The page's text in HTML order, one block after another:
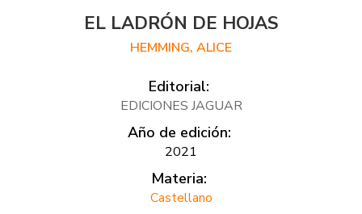
EL LADRÓN DE HOJAS
HEMMING, ALICE
Editorial:
EDICIONES JAGUAR
Año de edición:
2021
Materia:
Castellano